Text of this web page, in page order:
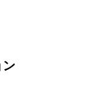
ン